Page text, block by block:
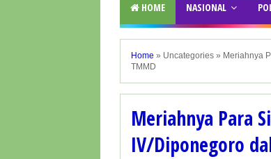
HOME NASIONAL
Home » Uncategories » Meriahnya
TMMD
Meriahnya Para
IV/Diponegoro